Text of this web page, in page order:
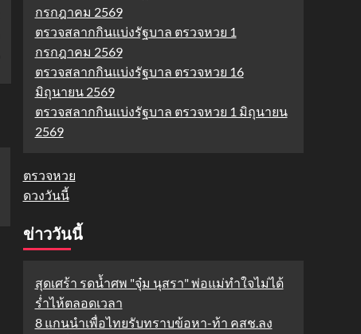
กรกฎาคม 2569
ตรวจสลากกินแบ่งรัฐบาล ตรวจหวย 1
กรกฎาคม 2569
ตรวจสลากกินแบ่งรัฐบาล ตรวจหวย 16
มิถุนายน 2569
ตรวจสลากกินแบ่งรัฐบาล ตรวจหวย 1 มิถุนายน
2569
ตรวจหวย
ดวงวันนี้
ข่าววันนี้
สุดเศร้า รดน้ำศพ "จุ๋ม นุสรา" พ่อแม่ทำใจไม่ได้
ร่ำไห้ตลอดเวลา
8 แกนนำเพื่อไทยรับทราบข้อหา-ท้า คสช.ลง